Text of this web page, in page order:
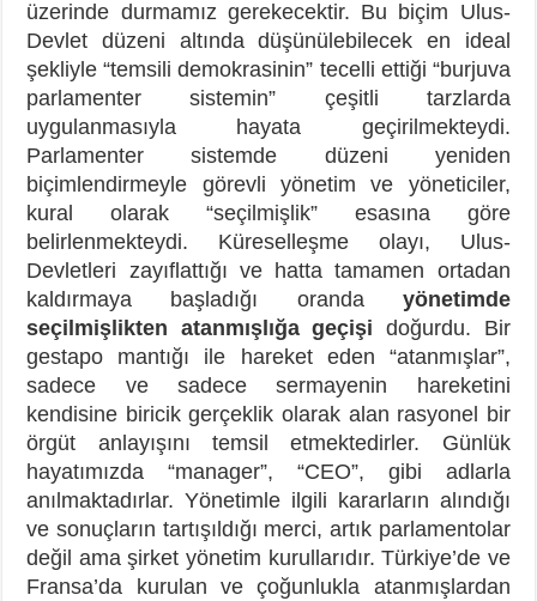
üzerinde durmamız gerekecektir. Bu biçim Ulus-
Devlet düzeni altında düşünülebilecek en ideal
şekliyle “temsili demokrasinin” tecelli ettiği “burjuva
parlamenter sistemin” çeşitli tarzlarda
uygulanmasıyla hayata geçirilmekteydi.
Parlamenter sistemde düzeni yeniden
biçimlendirmeyle görevli yönetim ve yöneticiler,
kural olarak “seçilmişlik” esasına göre
belirlenmekteydi. Küreselleşme olayı, Ulus-
Devletleri zayıflattığı ve hatta tamamen ortadan
kaldırmaya başladığı oranda yönetimde
seçilmişlikten atanmışlığa geçişi doğurdu. Bir
gestapo mantığı ile hareket eden “atanmışlar”,
sadece ve sadece sermayenin hareketini
kendisine biricik gerçeklik olarak alan rasyonel bir
örgüt anlayışını temsil etmektedirler. Günlük
hayatımızda “manager”, “CEO”, gibi adlarla
anılmaktadırlar. Yönetimle ilgili kararların alındığı
ve sonuçların tartışıldığı merci, artık parlamentolar
değil ama şirket yönetim kurullarıdır. Türkiye’de ve
Fransa’da kurulan ve çoğunlukla atanmışlardan